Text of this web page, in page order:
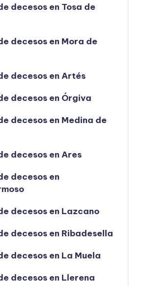
decesos en Tosa de
decesos en Mora de
decesos en Artés
decesos en Órgiva
decesos en Medina de
decesos en Ares
decesos en
decesos en Lazcano
decesos en Ribadesella
decesos en La Muela
decesos en Llerena